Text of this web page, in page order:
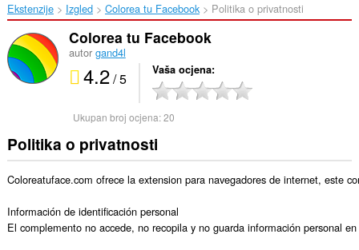
Ekstenzije Izgled Colorea tu Facebook‎ Politika o privatnosti
Colorea tu Facebook
autor gand4l
4.2/ 5 Vaša ocjena
Ukupan broj ocjena:20
Politika o privatnosti
Coloreatuface.com ofrece la extension para navegadores de internet, este
Información de identificación personal
El complemento no accede, no recopila y no guarda información personal